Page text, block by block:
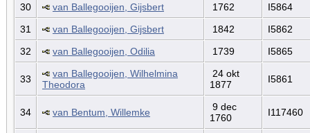
30 van Ballegooijen, Gijsbert 1762
I5864
31
van Ballegooijen, Gijsbert 1842
I5862
32
van Ballegooijen, Odilia 1739 I5865
33
van Ballegooijen, Wilhelmina
Theodora
24 okt
1877
I5861
34 van Bentum, Willemke
9 dec
1760
I117460